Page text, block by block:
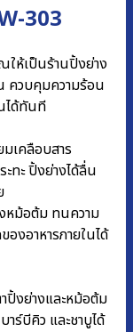
303
ให้เป็นร้านปิ้งย่าง
ควบคุมความร้อน
ได้ทันที
เคลือบสาร
ทะ ปิ้งย่างได้ลื่น
หม้อต้ม ทนความ
งอาหารภายในได้
ปิ้งย่างและหม้อต้ม
าร์บีคิว และชาบูได้